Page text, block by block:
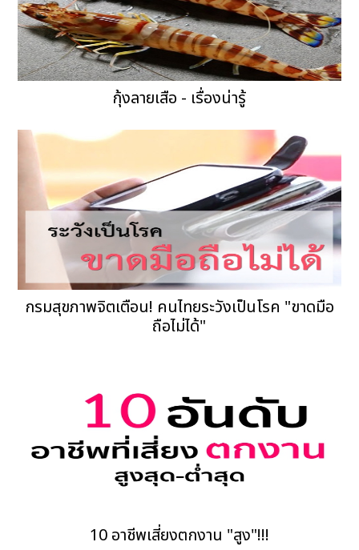
กุ้งลายเสือ - เรื่องน่ารู้
กรมสุขภาพจิตเตือน! คนไทยระวังเป็นโรค "ขาดมือ
ถือไม่ได้"
10 อาชีพเสี่ยงตกงาน "สูง"!!!